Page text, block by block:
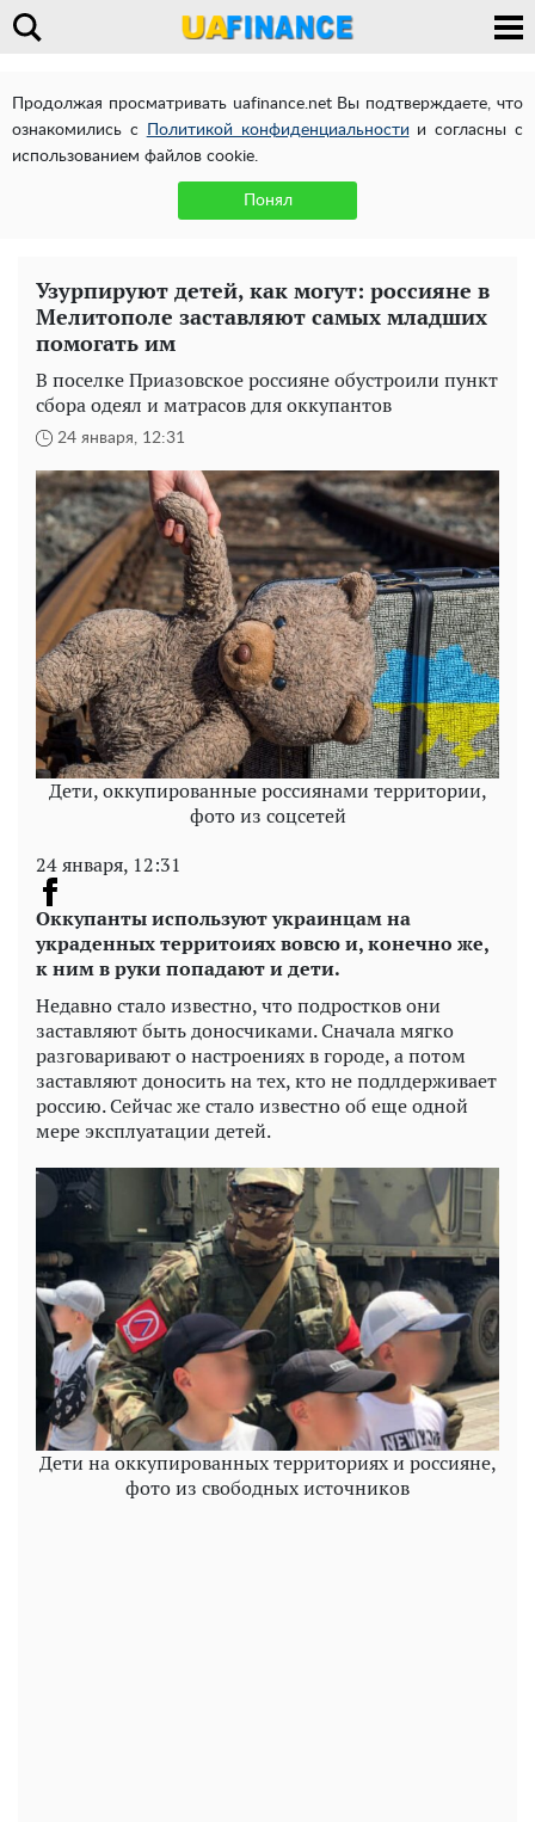
Продолжая просматривать uafinance.net Вы подтверждаете, что
ознакомились с
Политикой конфиденциальности и согласны с
использованием файлов cookie.
Понял
Узурпируют детей, как могут: россияне в
Мелитополе заставляют самых младших
помогать им
В поселке Приазовское россияне обустроили пункт
сбора одеял и матрасов для оккупантов
24 января, 12:31
Дети, оккупированные россиянами территории,
фото из соцсетей
24 января, 12:31
Оккупанты используют украинцам на
украденных территоиях вовсю и, конечно же,
к ним в руки попадают и дети.
Недавно стало известно, что подростков они
заставляют быть доносчиками. Сначала мягко
разговаривают о настроениях в городе, а потом
заставляют доносить на тех, кто не подлдерживает
россию. Сейчас же стало известно об еще одной
мере эксплуатации детей.
Дети на оккупированных территориях и россияне,
фото из свободных источников